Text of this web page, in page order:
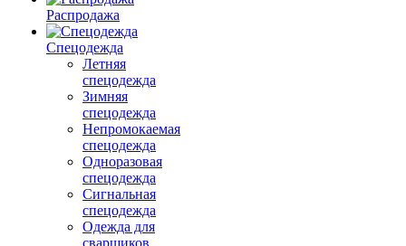
Распродажа
Спецодежда
Летняя
спецодежда
Зимняя
спецодежда
Непромокаемая
спецодежда
Одноразовая
спецодежда
Сигнальная
спецодежда
Одежда для
сварщиков